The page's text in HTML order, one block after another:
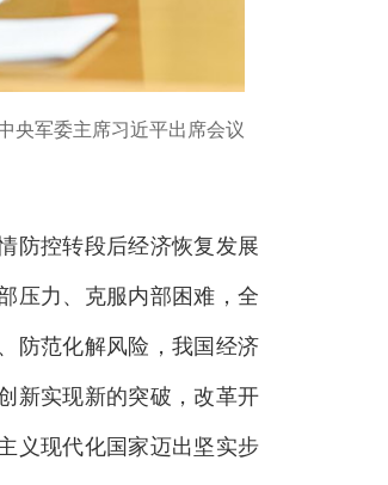
军委主席习近平出席会议
控转段后经济恢复发展
压力、克服内部困难，全
防范化解风险，我国经济
新实现新的突破，改革开
义现代化国家迈出坚实步